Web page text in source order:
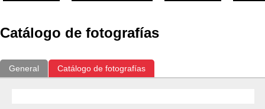
Catálogo de fotografías
General Catálogo de fotografías